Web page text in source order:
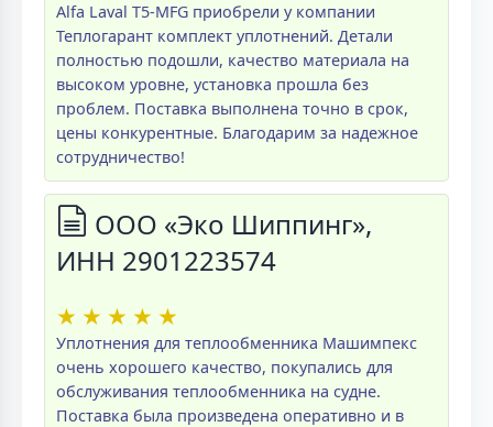
Alfa Laval T5-MFG приобрели у компании
Теплогарант комплект уплотнений. Детали
полностью подошли, качество материала на
высоком уровне, установка прошла без
проблем. Поставка выполнена точно в срок,
цены конкурентные. Благодарим за надежное
сотрудничество!
ООО «Эко Шиппинг»,
ИНН 2901223574
★ ★ ★ ★ ★
Уплотнения для теплообменника Машимпекс
очень хорошего качество, покупались для
обслуживания теплообменника на судне.
Поставка была произведена оперативно и в